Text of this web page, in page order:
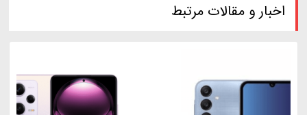
اخبار و مقالات مرتبط